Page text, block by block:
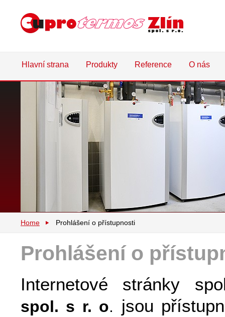
Hlavní strana Produkty Reference O nás
Home Prohlášení o přístupnosti
Prohlášení o
Internetové stránky
spol. s r. o. jsou